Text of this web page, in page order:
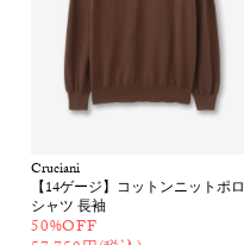
Cruciani
【14ゲージ】コットンニットポロ
シャツ 長袖
50%OFF